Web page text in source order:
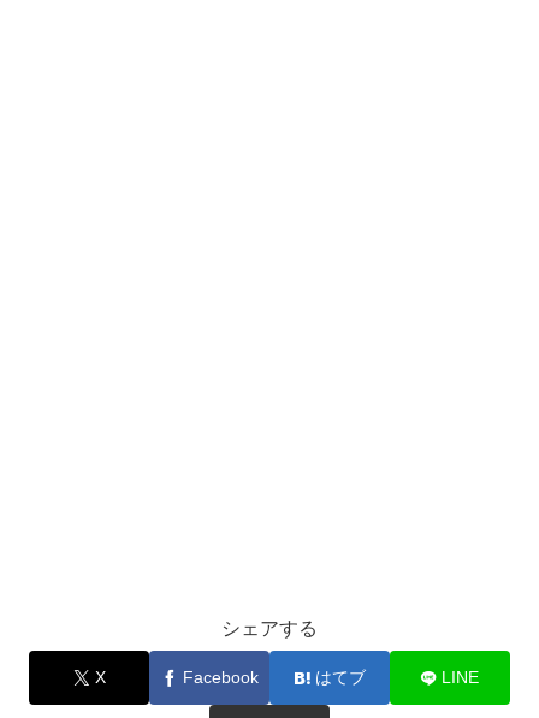
シェアする
X Facebook はてブ LINE